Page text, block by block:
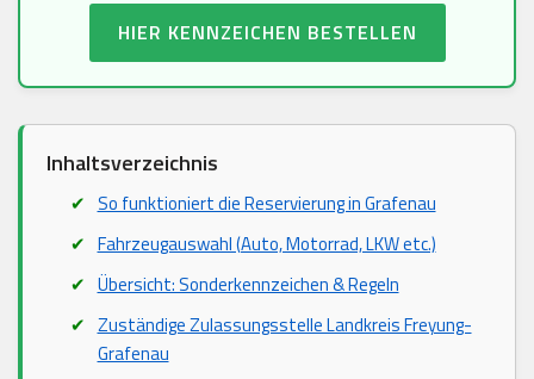
HIER KENNZEICHEN BESTELLEN
Inhaltsverzeichnis
So funktioniert die Reservierung in Grafenau
Fahrzeugauswahl (Auto, Motorrad, LKW etc.)
Übersicht: Sonderkennzeichen & Regeln
Zuständige Zulassungsstelle Landkreis Freyung-
Grafenau